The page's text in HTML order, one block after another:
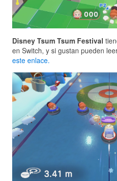
Disney Tsum Tsum Festival
en Switch, y si gustan pueden
este enlace.